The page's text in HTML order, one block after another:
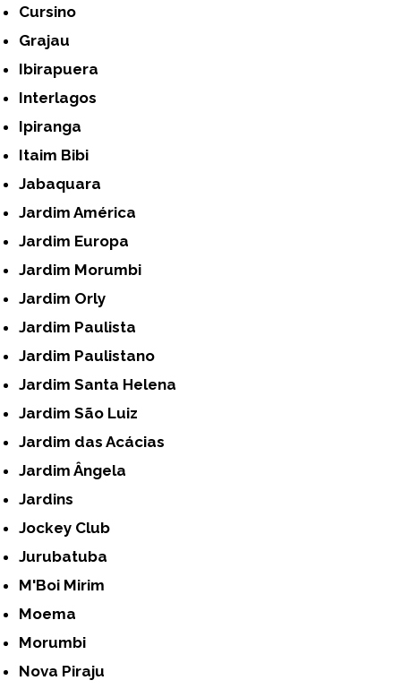
Cursino
Grajau
Ibirapuera
Interlagos
Ipiranga
Itaim Bibi
Jabaquara
Jardim América
Jardim Europa
Jardim Morumbi
Jardim Orly
Jardim Paulista
Jardim Paulistano
Jardim Santa Helena
Jardim São Luiz
Jardim das Acácias
Jardim Ângela
Jardins
Jockey Club
Jurubatuba
M'Boi Mirim
Moema
Morumbi
Nova Piraju